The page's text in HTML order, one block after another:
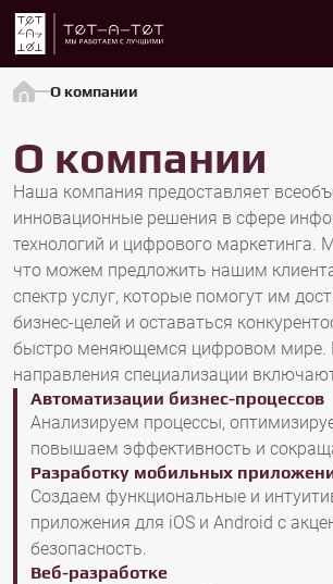
О компании
О компании
Наша компания предоставляет
инновационные решения в сфере
технологий и цифрового маркетинга.
что можем предложить нашим
спектр услуг, которые помогут им
бизнес-целей и оставаться
быстро меняющемся цифровом мире.
направления специализации
Автоматизации бизнес-процессов
Анализируем процессы,
повышаем эффективность и
Разработку мобильных
Создаем функциональные и
приложения для iOS и Android с
безопасность.
Веб-разработке